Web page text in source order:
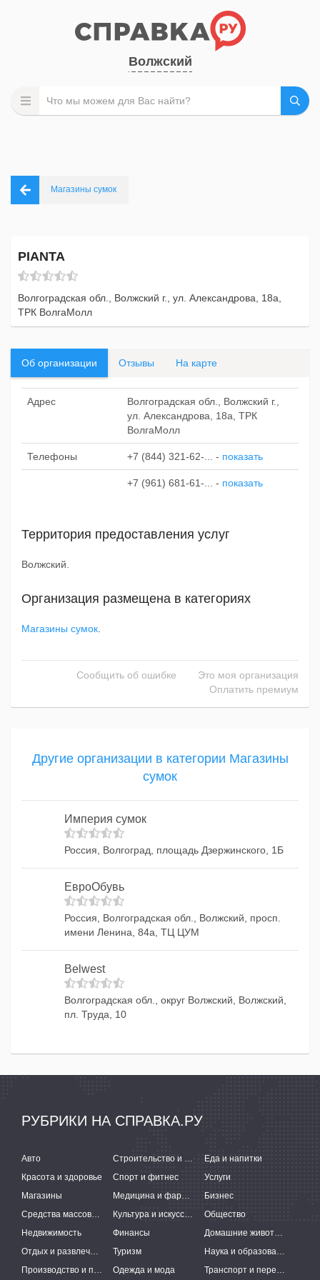
Волжский
Магазины сумок
PIANTA
Волгоградская обл., Волжский г., ул. Александрова, 18а,
ТРК ВолгаМолл
Об организации Отзывы На карте
Адрес
Волгоградская обл., Волжский г.,
ул. Александрова, 18а, ТРК
ВолгаМолл
Телефоны +7 (844) 321-62-... - показать
+7 (961) 681-61-... - показать
Территория предоставления услуг
Волжский.
Организация размещена в категориях
Магазины сумок
Сообщить об ошибке
Это моя организация
Оплатить премиум
Другие организации в категории Магазины
сумок
Империя сумок
Россия, Волгоград, площадь Дзержинского, 1Б
ЕвроОбувь
Россия, Волгоградская обл., Волжский, просп.
имени Ленина, 84а, ТЦ ЦУМ
Belwest
Волгоградская обл., округ Волжский, Волжский,
пл. Труда, 10
РУБРИКИ НА СПРАВКА.РУ
Авто Строительство и ремонт
Еда и напитки
Красота и здоровье
Спорт и фитнес
Услуги
Магазины
Медицина и фармацевтика
Бизнес
Средства массовой информации
Культура и искусство
Общество
Недвижимость
Финансы
Домашние животные
Отдых и развлечения
Туризм
Наука и образование
Производство и поставки
Одежда и мода Транспорт и перевозки